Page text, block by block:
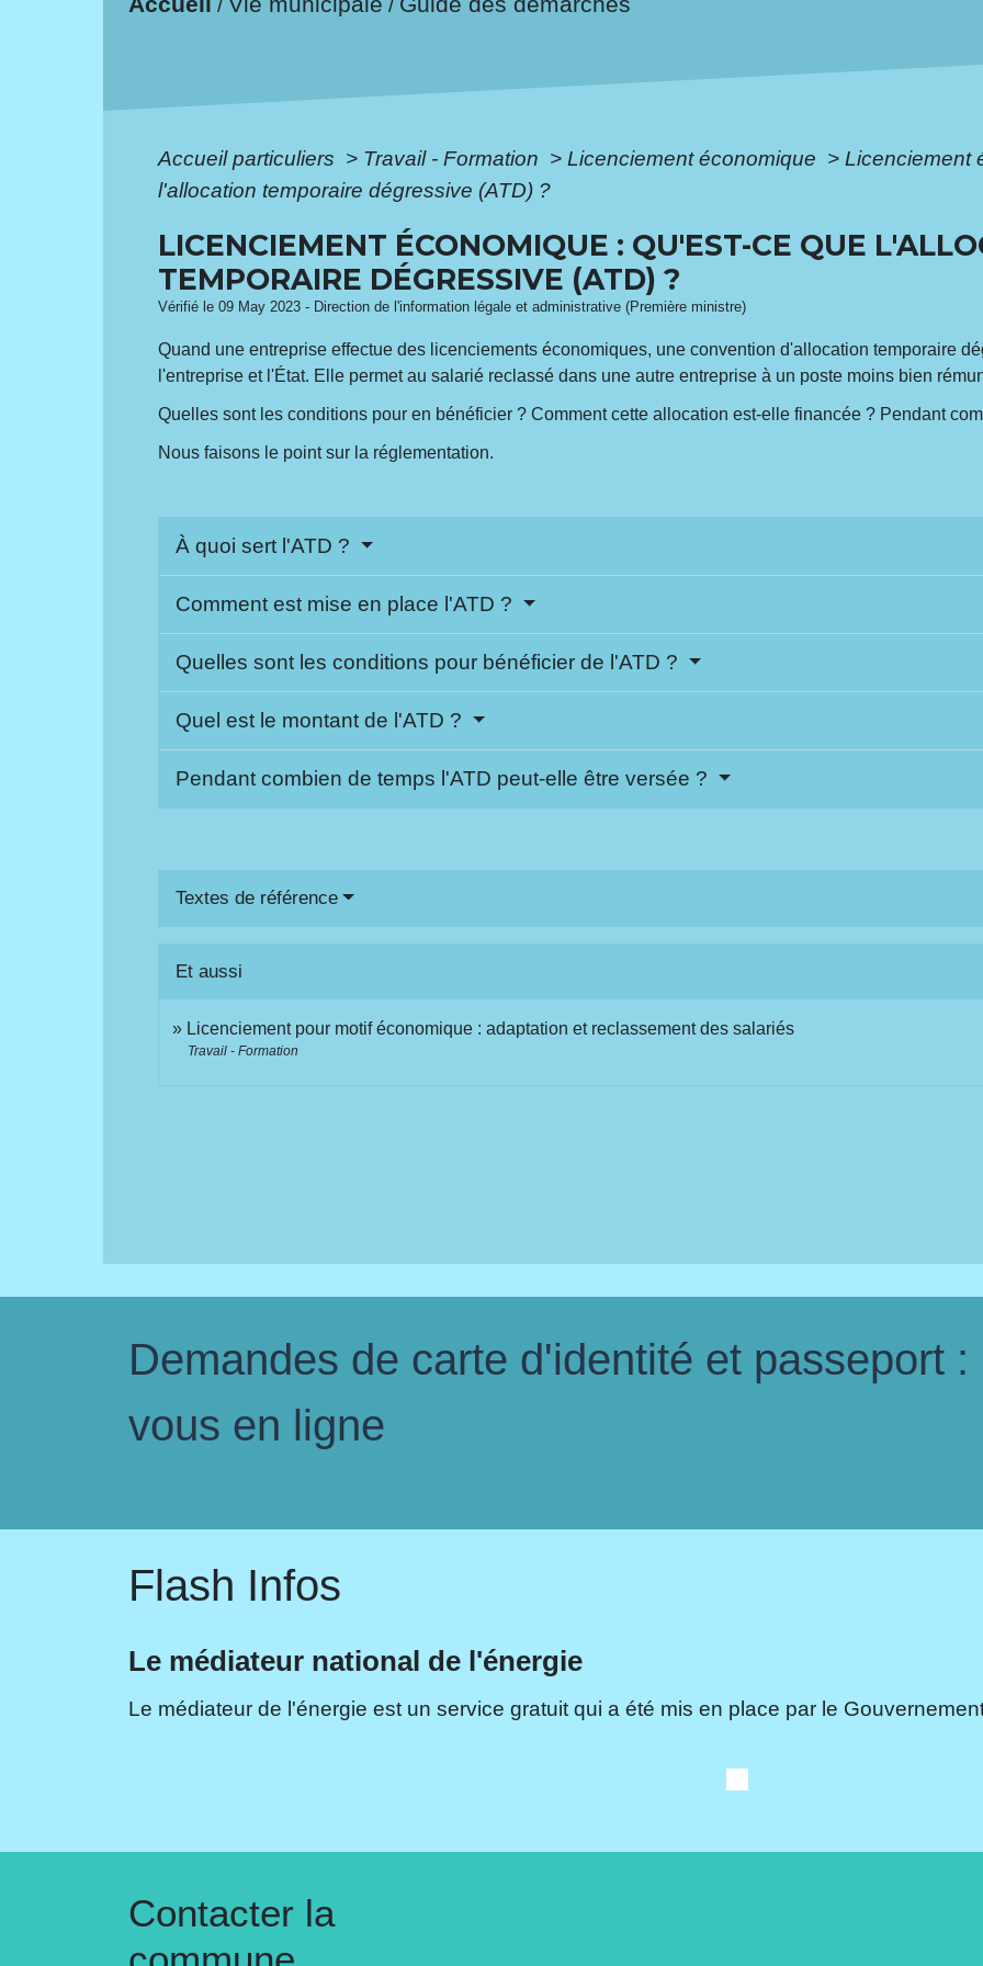
/ /
Accueil particuliers > Travail - Formation > Licenciement économique > Licenciement
l'allocation temporaire dégressive (ATD) ?
LICENCIEMENT ÉCONOMIQUE : QU'EST-CE QUE
TEMPORAIRE DÉGRESSIVE (ATD) ?
Vérifié le 09 May 2023 - Direction de l'information légale et administrative (Première ministre)
Quand une entreprise effectue des licenciements économiques, une convention d'allocation temporaire
l'entreprise et l'État. Elle permet au salarié reclassé dans une autre entreprise à un poste moins bien
Quelles sont les conditions pour en bénéficier ? Comment cette allocation est-elle financée ? Pendant
Nous faisons le point sur la réglementation.
À quoi sert l'ATD ?
Comment est mise en place l'ATD ?
Quelles sont les conditions pour bénéficier de l'ATD ?
Quel est le montant de l'ATD ?
Pendant combien de temps l'ATD peut-elle être versée ?
Textes de référence
Et aussi
Licenciement pour motif économique : adaptation et reclassement des salariés
Travail - Formation
Demandes de carte d'identité et passeport
vous en ligne
Flash Infos
Le médiateur national de l'énergie
Le médiateur de l'énergie est un service gratuit qui a été mis en place par le
Contacter la